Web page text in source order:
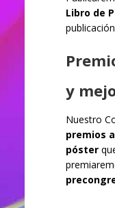
Libro de
y
Nuestro
premios
póster